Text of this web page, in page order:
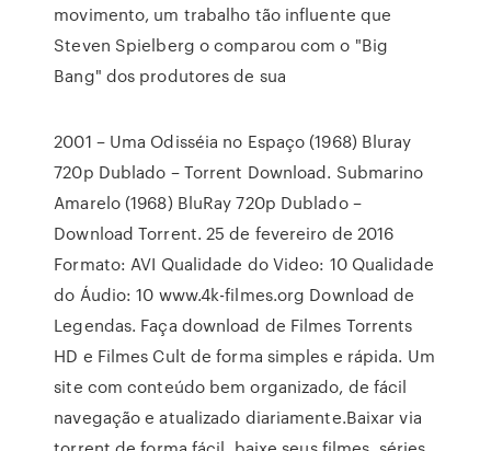
movimento, um trabalho tão influente que
Steven Spielberg o comparou com o "Big
Bang" dos produtores de sua
2001 – Uma Odisséia no Espaço (1968) Bluray
720p Dublado – Torrent Download. Submarino
Amarelo (1968) BluRay 720p Dublado –
Download Torrent. 25 de fevereiro de 2016
Formato: AVI Qualidade do Video: 10 Qualidade
do Áudio: 10 www.4k-filmes.org Download de
Legendas. Faça download de Filmes Torrents
HD e Filmes Cult de forma simples e rápida. Um
site com conteúdo bem organizado, de fácil
navegação e atualizado diariamente.Baixar via